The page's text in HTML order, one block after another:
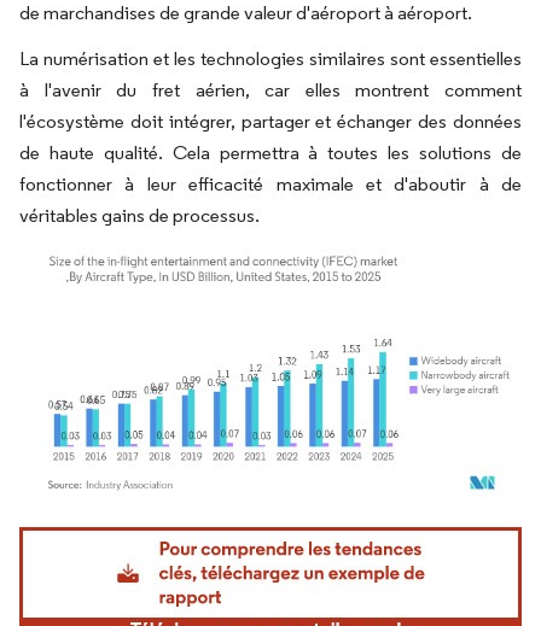
de marchandises de grande valeur d'aéroport à aéroport.
La numérisation et les technologies similaires sont essentielles
à l'avenir du fret aérien, car elles montrent comment
l'écosystème doit intégrer, partager et échanger des données
de haute qualité. Cela permettra à toutes les solutions de
fonctionner à leur efficacité maximale et d'aboutir à de
véritables gains de processus.
Image © Mordor Intelligence. La réutilisation nécessite une attribution sous CC BY